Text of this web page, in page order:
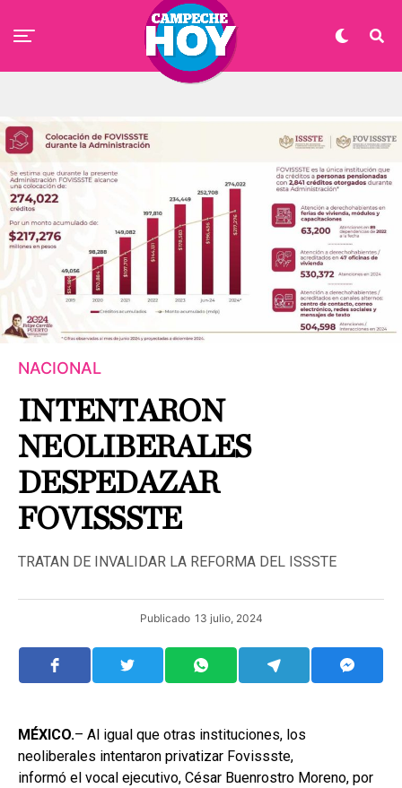
NACIONAL
INTENTARON
NEOLIBERALES
DESPEDAZAR
FOVISSSTE
TRATAN DE INVALIDAR LA REFORMA DEL ISSSTE
Publicado 13 julio, 2024
MÉXICO.– Al igual que otras instituciones, los
neoliberales intentaron privatizar Fovissste,
informó el vocal ejecutivo, César Buenrostro Moreno, por